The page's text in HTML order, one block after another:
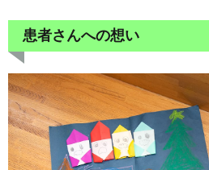
患者さんへの想い